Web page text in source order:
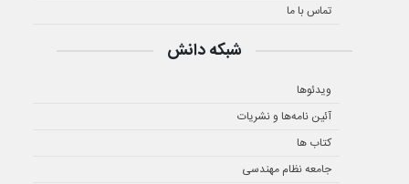
تماس با ما
شبکه دانش
ویدئوها
آئین نامه‌ها و نشریات
کتاب ها
جامعه نظام مهندسی